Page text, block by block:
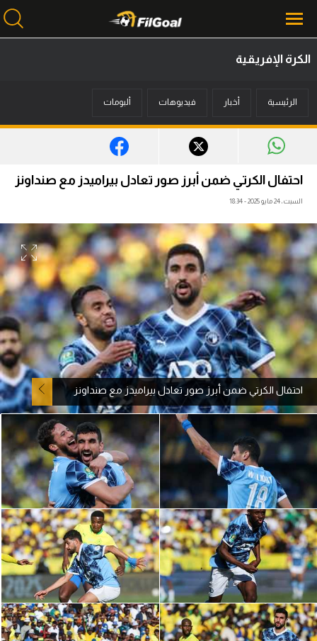
أخبار
ميركاتو
فانتازي في الجول
مسابقة التوقعات
فيديوهات
عدسات
آراء حرة
ركن الألعاب
بطولات
أمريكا 2026
الدوري المصري
الدوري الإنجليزي الممتاز
الدوري الإسباني
الدوري الإيطالي
الدوري الألماني
الدوري الفرنسي
الكرة الإفريقية
الرئيسية أخبار فيديوهات ألبومات
احتفال الكرتي ضمن أبرز صور تعادل بيراميدز مع صنداونز
السبت، 24 مايو 2025 - 18:34
احتفال الكرتي ضمن أبرز صور تعادل بيراميدز مع صنداونز